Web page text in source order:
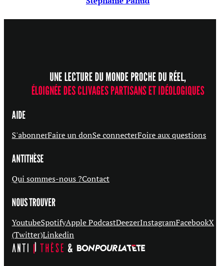
UNE LECTURE DU MONDE PROCHE DU RÉEL,
ÉLOIGNÉE DES CLIVAGES PARTISANS ET IDÉOLOGIQUES
AIDE
S'abonnerFaire un donSe connecterFoire aux questions
ANTITHÈSE
Qui sommes-nous ?Contact
NOUS TROUVER
YoutubeSpotifyApple PodcastDeezerInstagramFacebookX
(Twitter)Linkedin